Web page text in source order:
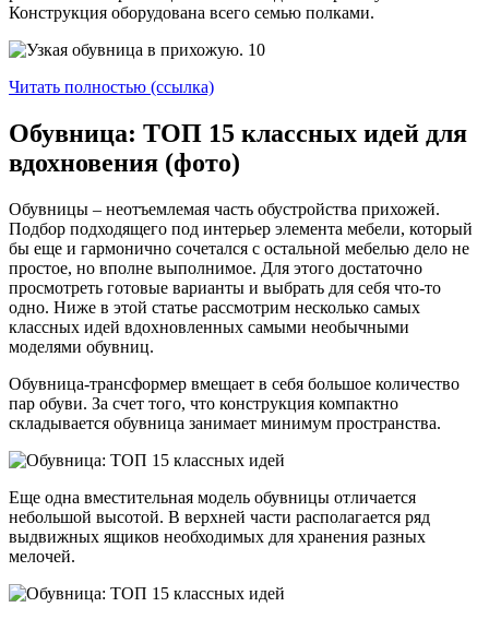
Конструкция оборудована всего семью полками.
Читать полностью (ссылка)
Обувница: ТОП 15 классных идей для
вдохновения (фото)
Обувницы – неотъемлемая часть обустройства прихожей.
Подбор подходящего под интерьер элемента мебели, который
бы еще и гармонично сочетался с остальной мебелью дело не
простое, но вполне выполнимое. Для этого достаточно
просмотреть готовые варианты и выбрать для себя что-то
одно. Ниже в этой статье рассмотрим несколько самых
классных идей вдохновленных самыми необычными
моделями обувниц.
Обувница-трансформер вмещает в себя большое количество
пар обуви. За счет того, что конструкция компактно
складывается обувница занимает минимум пространства.
Еще одна вместительная модель обувницы отличается
небольшой высотой. В верхней части располагается ряд
выдвижных ящиков необходимых для хранения разных
мелочей.